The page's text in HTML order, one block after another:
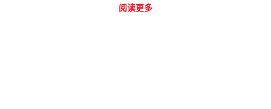
阅读更多